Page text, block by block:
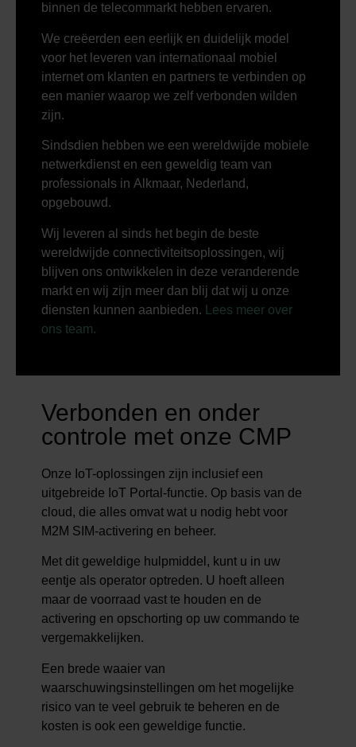
Verbonden en onder
controle met onze CMP
Onze IoT-oplossingen zijn inclusief een
uitgebreide IoT Portal-functie. Op basis van de
cloud, die alles omvat wat u nodig hebt voor
M2M SIM-activering en beheer.
Met dit geweldige hulpmiddel, kunt u in uw
eentje als operator optreden. U hoeft alleen
maar de voorraad vast te houden en de
activering en opschorting op uw commando te
vergemakkelijken.
Een brede waaier van
waarschuwingsinstellingen om het mogelijke
risico van te veel gebruik te beheren en de
kosten is ook een geweldige functie.
binnen de telecommarkt hebben ervaren.
We creëerden een eerlijk en duidelijk model
voor het leveren van internationaal mobiel
internet om klanten en partners te verbinden op
een manier waarop we zelf verbonden wilden
zijn.
Sindsdien hebben we een wereldwijde mobiele
netwerkdienst en een geweldig team van
professionals in Alkmaar, Nederland,
opgebouwd.
Wij leveren al sinds het begin de beste
wereldwijde connectiviteitsoplossingen, wij
blijven ons ontwikkelen in deze veranderende
markt en wij zijn meer dan blij dat wij u onze
diensten kunnen aanbieden.
Lees meer over
ons team.